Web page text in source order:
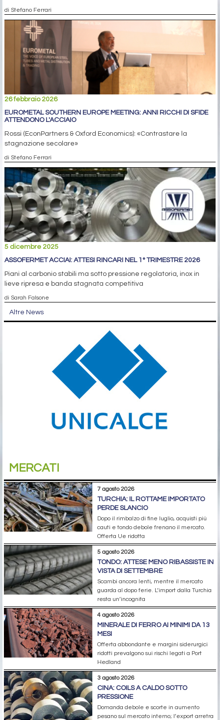
di Stefano Ferrari
26 febbraio 2026
EUROMETAL SOUTHERN EUROPE MEETING: ANNI RICCHI DI SFIDE
ATTENDONO L'ACCIAIO
Rossi (EconPartners & Oxford Economics): «Contrastare la
stagnazione secolare»
di Stefano Ferrari
5 dicembre 2025
ASSOFERMET ACCIAI: ATTESI RINCARI NEL 1° TRIMESTRE 2026
Piani al carbonio stabili ma sotto pressione regolatoria, inox in
lieve ripresa e banda stagnata competitiva
di Sarah Falsone
Altre News
MERCATI
7 agosto 2026
TURCHIA: IL ROTTAME IMPORTATO
PERDE SLANCIO
Dopo il rimbalzo di fine luglio, acquisti più
cauti e tondo debole frenano il mercato.
Offerta Ue ridotta
5 agosto 2026
TONDO: ATTESE MENO RIBASSISTE IN
VISTA DI SETTEMBRE
Scambi ancora lenti, mentre il mercato
guarda al dopo ferie. L’import dalla Turchia
resta un’incognita
4 agosto 2026
MINERALE DI FERRO AI MINIMI DA 13
MESI
Offerta abbondante e margini siderurgici
ridotti prevalgono sui rischi legati a Port
Hedland
3 agosto 2026
CINA: COILS A CALDO SOTTO
PRESSIONE
Domanda debole e scorte in aumento
pesano sul mercato interno; l’export arretra